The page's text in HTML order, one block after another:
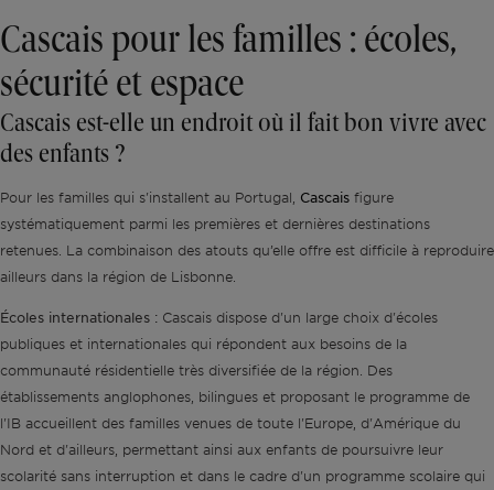
Cascais pour les familles : écoles,
sécurité et espace
Cascais est-elle un endroit où il fait bon vivre avec
des enfants ?
Pour les familles qui s'installent au Portugal, Cascais figure
systématiquement parmi les premières et dernières destinations
retenues. La combinaison des atouts qu’elle offre est difficile à reproduire
ailleurs dans la région de Lisbonne.
Écoles internationales : Cascais dispose d'un large choix d'écoles
publiques et internationales qui répondent aux besoins de la
communauté résidentielle très diversifiée de la région. Des
établissements anglophones, bilingues et proposant le programme de
l'IB accueillent des familles venues de toute l'Europe, d'Amérique du
Nord et d'ailleurs, permettant ainsi aux enfants de poursuivre leur
scolarité sans interruption et dans le cadre d'un programme scolaire qui